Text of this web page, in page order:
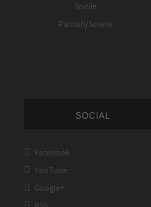
Textile
Pantofi/Sosete
SOCIAL
 Facebook
 YouTube
 Google+
